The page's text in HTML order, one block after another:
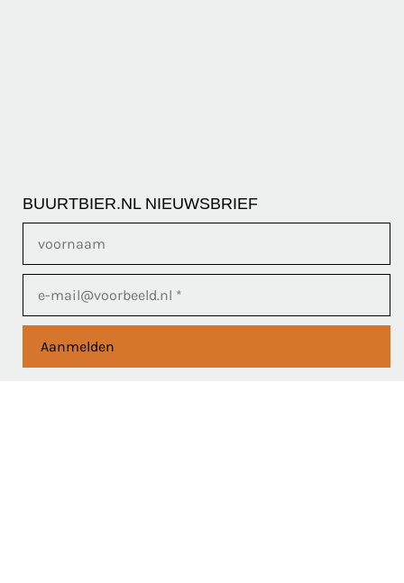
BUURTBIER.NL NIEUWSBRIEF
Aanmelden